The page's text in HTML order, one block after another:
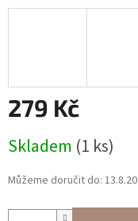
279 Kč
cena:
Skladem (1 ks)
Můžeme doručit do: